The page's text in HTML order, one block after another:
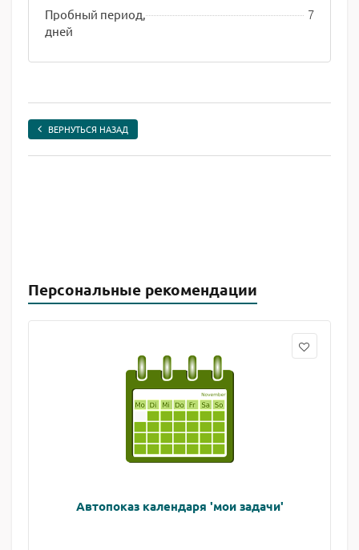
Пробный период,
дней
7
ВЕРНУТЬСЯ НАЗАД
Персональные рекомендации
Автопоказ календаря 'мои задачи'